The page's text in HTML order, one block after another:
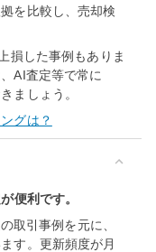
を比較し、売却検
損した事例もありま
AI査定等で常に
ましょう。
グは？
便利です。
取引事例を元に、
す。更新頻度が月